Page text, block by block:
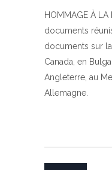
HOMMAGE À
documents
documents sur
Canada, en
Angleterre, au
Allemagne.